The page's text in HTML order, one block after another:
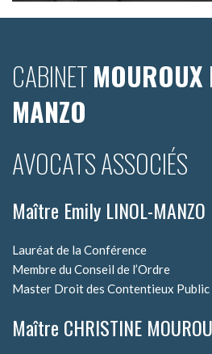
CABINETMOUROUX
MANZO
AVOCATS ASSOCIÉS
Maître Emily LINOL-MANZO
Lauréat de la Conférence
Membre du Conseil de l’Ordre
Master Droit des Contentieux
Maître CHRISTINE